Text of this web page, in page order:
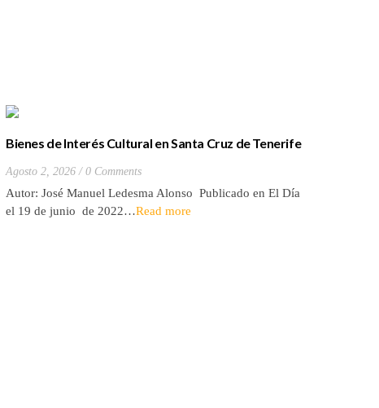
Bienes de Interés Cultural en Santa Cruz de Tenerife
Agosto 2, 2026 0 Comments
Autor: José Manuel Ledesma Alonso Publicado en El Día
el 19 de junio de 2022…Read more